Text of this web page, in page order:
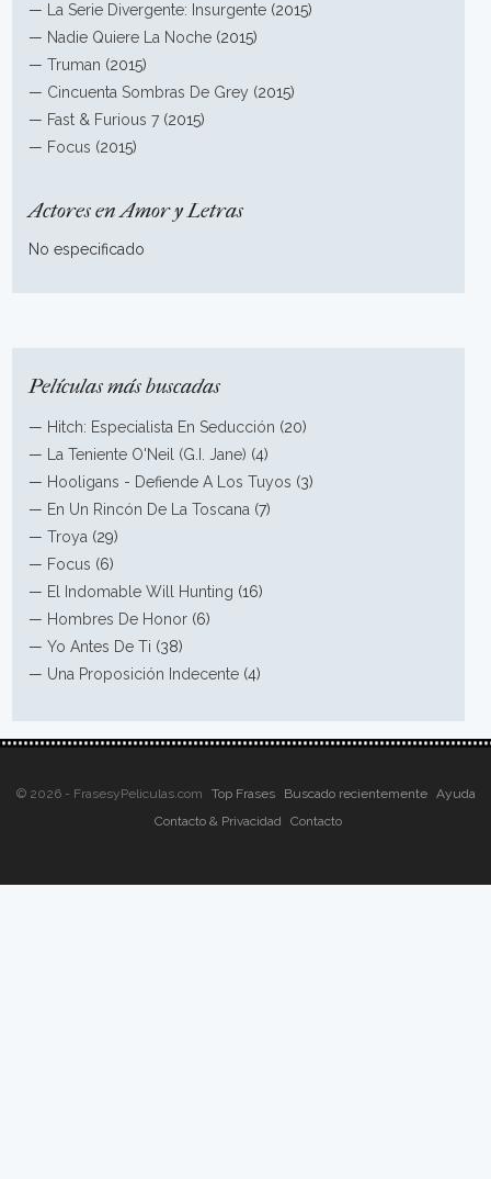
—
La Serie Divergente: Insurgente (2015)
— Nadie Quiere La Noche (2015)
—Truman (2015)
— Cincuenta Sombras De Grey (2015)
— Fast & Furious 7 (2015)
— Focus (2015)
Actores en Amor y Letras
No especificado
Películas más buscadas
— Hitch: Especialista En Seducción (20)
—
La Teniente O'Neil (G.I. Jane) (4)
— Hooligans - Defiende A Los Tuyos (3)
— En Un Rincón De La Toscana (7)
—Troya (29)
— Focus (6)
— El Indomable Will Hunting (16)
— Hombres De Honor (6)
—Yo Antes De Ti (38)
— Una Proposición Indecente (4)
© 2026 - FrasesyPeliculas.com Top Frases Buscado recientemente
Ayuda
Contacto & Privacidad
Contacto